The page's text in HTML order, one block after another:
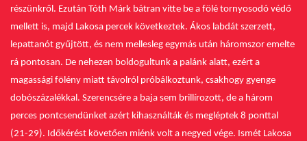
részünkről. Ezután Tóth Márk bátran vitte be a fölé tornyosodó védő
mellett is, majd Lakosa percek következtek. Ákos labdát szerzett,
lepattanót gyűjtött, és nem mellesleg egymás után háromszor emelte
rá pontosan. De nehezen boldogultunk a palánk alatt, ezért a
magassági fölény miatt távolról próbálkoztunk, csakhogy gyenge
dobószázalékkal. Szerencsére a baja sem brillírozott, de a három
perces pontcsendünket azért kihasználták és megléptek 8 ponttal
(21-29). Időkérést követően miénk volt a negyed vége. Ismét Lakosa